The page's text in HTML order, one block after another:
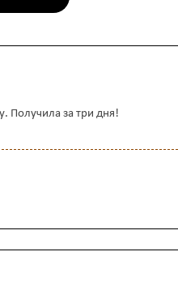
Получила за три дня!